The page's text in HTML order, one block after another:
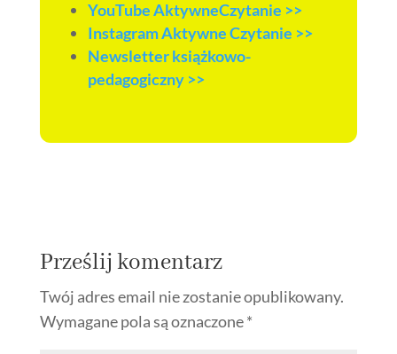
YouTube AktywneCzytanie >>
Instagram Aktywne Czytanie >>
Newsletter książkowo-
pedagogiczny >>
Prześlij komentarz
Twój adres email nie zostanie opublikowany.
Wymagane pola są oznaczone*